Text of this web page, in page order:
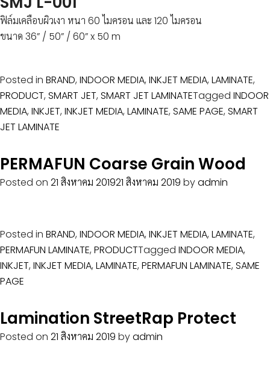
ฟิล์มเคลือบผิวเงา หนา 60 ไมครอน และ 120 ไมครอน
ขนาด 36” / 50” / 60” x 50 m
Posted in BRAND, INDOOR MEDIA, INKJET MEDIA, LAMINATE,
PRODUCT, SMART JET, SMART JET LAMINATETagged INDOOR
MEDIA, INKJET, INKJET MEDIA, LAMINATE, SAME PAGE, SMART
JET LAMINATE
PERMAFUN Coarse Grain Wood
Posted on 21 สิงหาคม 201921 สิงหาคม 2019 byadmin
Posted in BRAND, INDOOR MEDIA, INKJET MEDIA, LAMINATE,
PERMAFUN LAMINATE, PRODUCTTagged INDOOR MEDIA,
INKJET, INKJET MEDIA, LAMINATE, PERMAFUN LAMINATE, SAME
PAGE
Lamination StreetRap Protect
Posted on 21 สิงหาคม 2019 byadmin